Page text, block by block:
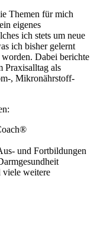
Themen für mich
eigenes
ich stets um neue
ich bisher gelernt
Dabei berichte
Praxisalltag als
, Mikronährstoff-
und Fortbildungen
weitere